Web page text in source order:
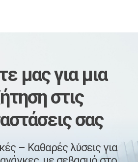
μας​για μια
στις
σας
– Καθαρές λύσεις για